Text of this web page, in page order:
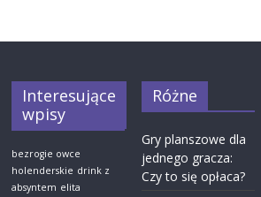
Interesujące
wpisy
bezrogie owce
holenderskie drink z
absyntem elita
Różne
Gry planszowe dla
jednego gracza:
Czy to się opłaca?